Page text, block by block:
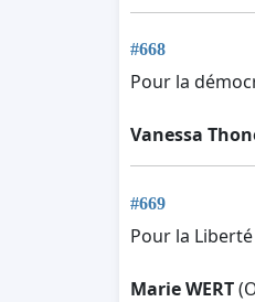
#668
Pour la
Vanessa
#669
Pour la
Marie WERT